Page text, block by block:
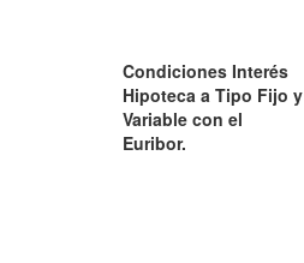
Condiciones Interés
Hipoteca a Tipo Fijo y
Variable con el
Euribor.